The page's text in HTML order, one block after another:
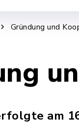
FÜR SIE DA
Gründung und
am